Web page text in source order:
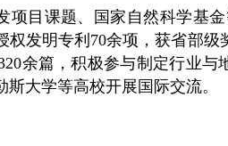
项目课题、国家自然科学基
权发明专利70余项，获省部级
余篇，积极参与制定行业与
大学等高校开展国际交流。